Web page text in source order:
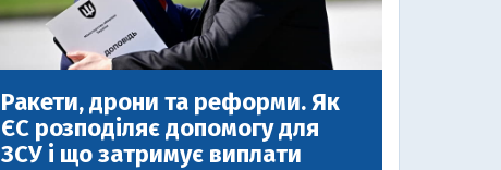
Ракети, дрони та реформи. Як
ЄС розподіляє допомогу для
ЗСУ і що затримує виплати